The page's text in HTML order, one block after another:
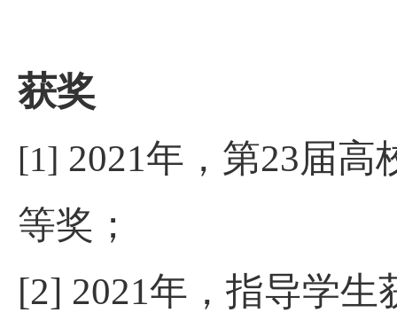
获
[1] 2021年，第23届高
等奖；
[2] 2021年，指导学生